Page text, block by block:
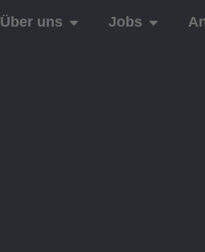
Über uns Jobs